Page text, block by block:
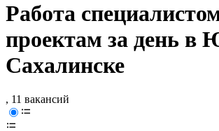
Работа
проектам за день в
Сахалинске
, 11 вакансий